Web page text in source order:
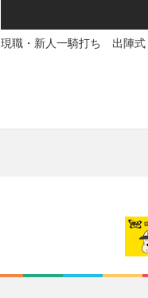
現職・新人一騎打ち 出陣式